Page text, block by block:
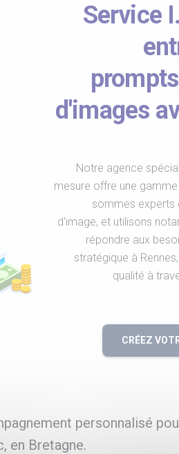
Service
d'images
Notre agence
mesure offre une
sommes experts
d'image, et utilisons
répondre aux
stratégique à
qualité à
CRÉEZ
personnalisé
en Bretagne.